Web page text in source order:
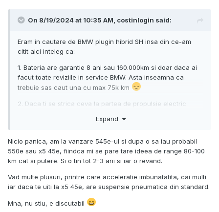
On 8/19/2024 at 10:35 AM, costinlogin said:
Eram in cautare de BMW plugin hibrid SH insa din ce-am
citit aici inteleg ca:
1. Bateria are garantie 8 ani sau 160.000km si doar daca ai
facut toate reviziile in service BMW. Asta inseamna ca
trebuie sas caut una cu max 75k km
2. Daca ti se strica ceva la partea de propulsie electric
motorul pe benzina. Cumva e logic, ca asa la cat sunt de
benzina si-ar plati impozite de hibrid
In concluzie o sa fie jale la revanzare cu ele peste 3-4 ani,
Expand
Nicio panica, am la vanzare 545e-ul si dupa o sa iau probabil
550e sau x5 45e, fiindca mi se pare tare ideea de range 80-100
km cat si putere. Si o tin tot 2-3 ani si iar o revand.
Vad multe plusuri, printre care acceleratie imbunatatita, cai multi
iar daca te uiti la x5 45e, are suspensie pneumatica din standard.
Mna, nu stiu, e discutabil